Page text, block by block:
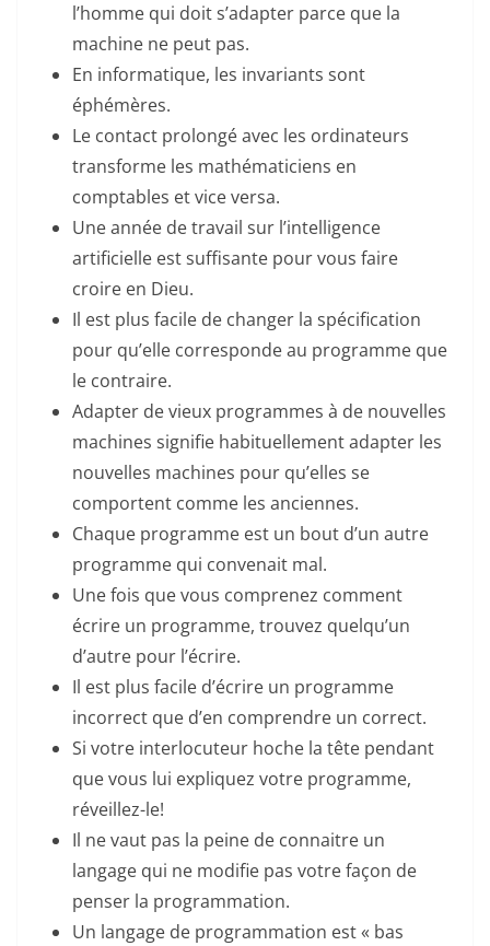
l’homme qui doit s’adapter parce que la
machine ne peut pas.
En informatique, les invariants sont
éphémères.
Le contact prolongé avec les ordinateurs
transforme les mathématiciens en
comptables et vice versa.
Une année de travail sur l’intelligence
artificielle est suffisante pour vous faire
croire en Dieu.
Il est plus facile de changer la spécification
pour qu’elle corresponde au programme que
le contraire.
Adapter de vieux programmes à de nouvelles
machines signifie habituellement adapter les
nouvelles machines pour qu’elles se
comportent comme les anciennes.
Chaque programme est un bout d’un autre
programme qui convenait mal.
Une fois que vous comprenez comment
écrire un programme, trouvez quelqu’un
d’autre pour l’écrire.
Il est plus facile d’écrire un programme
incorrect que d’en comprendre un correct.
Si votre interlocuteur hoche la tête pendant
que vous lui expliquez votre programme,
réveillez-le!
Il ne vaut pas la peine de connaitre un
langage qui ne modifie pas votre façon de
penser la programmation.
Un langage de programmation est « bas